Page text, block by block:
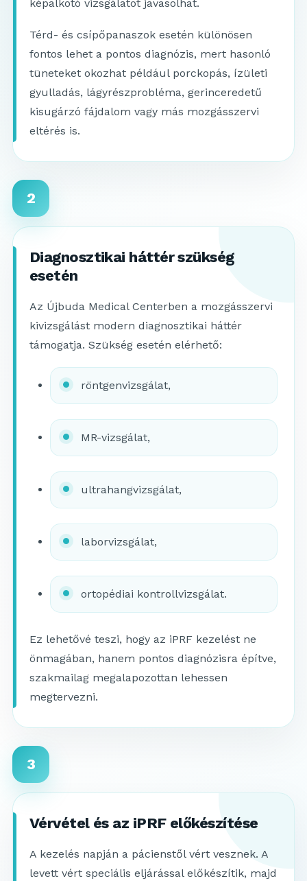
képalkotó vizsgálatot javasolhat.
Térd- és csípőpanaszok esetén különösen
fontos lehet a pontos diagnózis, mert hasonló
tüneteket okozhat például porckopás, ízületi
gyulladás, lágyrészprobléma, gerinceredetű
kisugárzó fájdalom vagy más mozgásszervi
eltérés is.
2
Diagnosztikai háttér szükség
esetén
Az Újbuda Medical Centerben a mozgásszervi
kivizsgálást modern diagnosztikai háttér
támogatja. Szükség esetén elérhető:
röntgenvizsgálat,
MR-vizsgálat,
ultrahangvizsgálat,
laborvizsgálat,
ortopédiai kontrollvizsgálat.
Ez lehetővé teszi, hogy az iPRF kezelést ne
önmagában, hanem pontos diagnózisra építve,
szakmailag megalapozottan lehessen
megtervezni.
3
Vérvétel és az iPRF előkészítése
A kezelés napján a pácienstől vért vesznek. A
levett vért speciális eljárással előkészítik, majd